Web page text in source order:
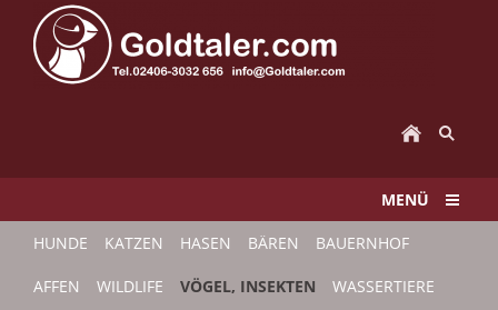
MENÜ
HUNDE KATZEN HASEN BÄREN BAUERNHOF
AFFEN WILDLIFE VÖGEL, INSEKTEN WASSERTIERE